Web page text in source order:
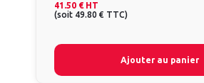
41.50 € HT
(soit 49.80 € TTC)
Ajouter au panier